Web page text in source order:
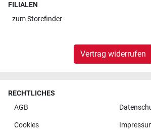
FILIALEN
zumStorefinder
Vertrag widerrufen
RECHTLICHES
AGB
Cookies